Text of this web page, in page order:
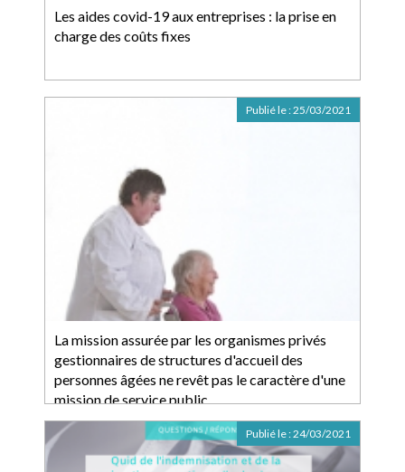
Les aides covid-19 aux entreprises : la prise en
charge des coûts fixes
La mission assurée par les organismes privés
gestionnaires de structures d'accueil des
personnes âgées ne revêt pas le caractère d'une
mission de service public
Publié le :25/03/2021
Publié le :24/03/2021